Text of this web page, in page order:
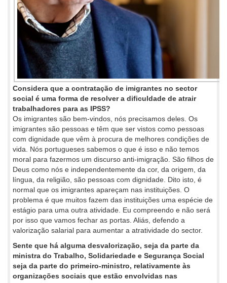
Considera que a contratação de imigrantes no sector
social é uma forma de resolver a dificuldade de atrair
trabalhadores para as IPSS?
Os imigrantes são bem-vindos, nós precisamos deles. Os
imigrantes são pessoas e têm que ser vistos como pessoas
com dignidade que vêm à procura de melhores condições de
vida. Nós portugueses sabemos o que é isso e não temos
moral para fazermos um discurso anti-imigração. São filhos de
Deus como nós e independentemente da cor, da origem, da
língua, da religião, são pessoas com dignidade. Dito isto, é
normal que os imigrantes apareçam nas instituições. O
problema é que muitos fazem das instituições uma espécie de
estágio para uma outra atividade. Eu compreendo e não será
por isso que vamos fechar as portas. Aliás, defendo a
valorização salarial para aumentar a atratividade do sector.
Sente que há alguma desvalorização, seja da parte da
ministra do Trabalho, Solidariedade e Segurança Social
seja da parte do primeiro-ministro, relativamente às
organizações sociais que estão envolvidas nas